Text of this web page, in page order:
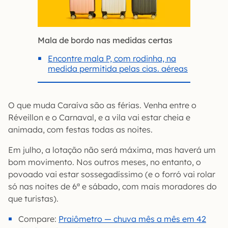
Mala de bordo nas medidas certas
Encontre mala P, com rodinha, na
medida permitida pelas cias. aéreas
O que muda Caraíva são as férias. Venha entre o
Réveillon e o Carnaval, e a vila vai estar cheia e
animada, com festas todas as noites.
Em julho, a lotação não será máxima, mas haverá um
bom movimento. Nos outros meses, no entanto, o
povoado vai estar sossegadíssimo (e o forró vai rolar
só nas noites de 6ª e sábado, com mais moradores do
que turistas).
Compare: Praiômetro — chuva mês a mês em 42